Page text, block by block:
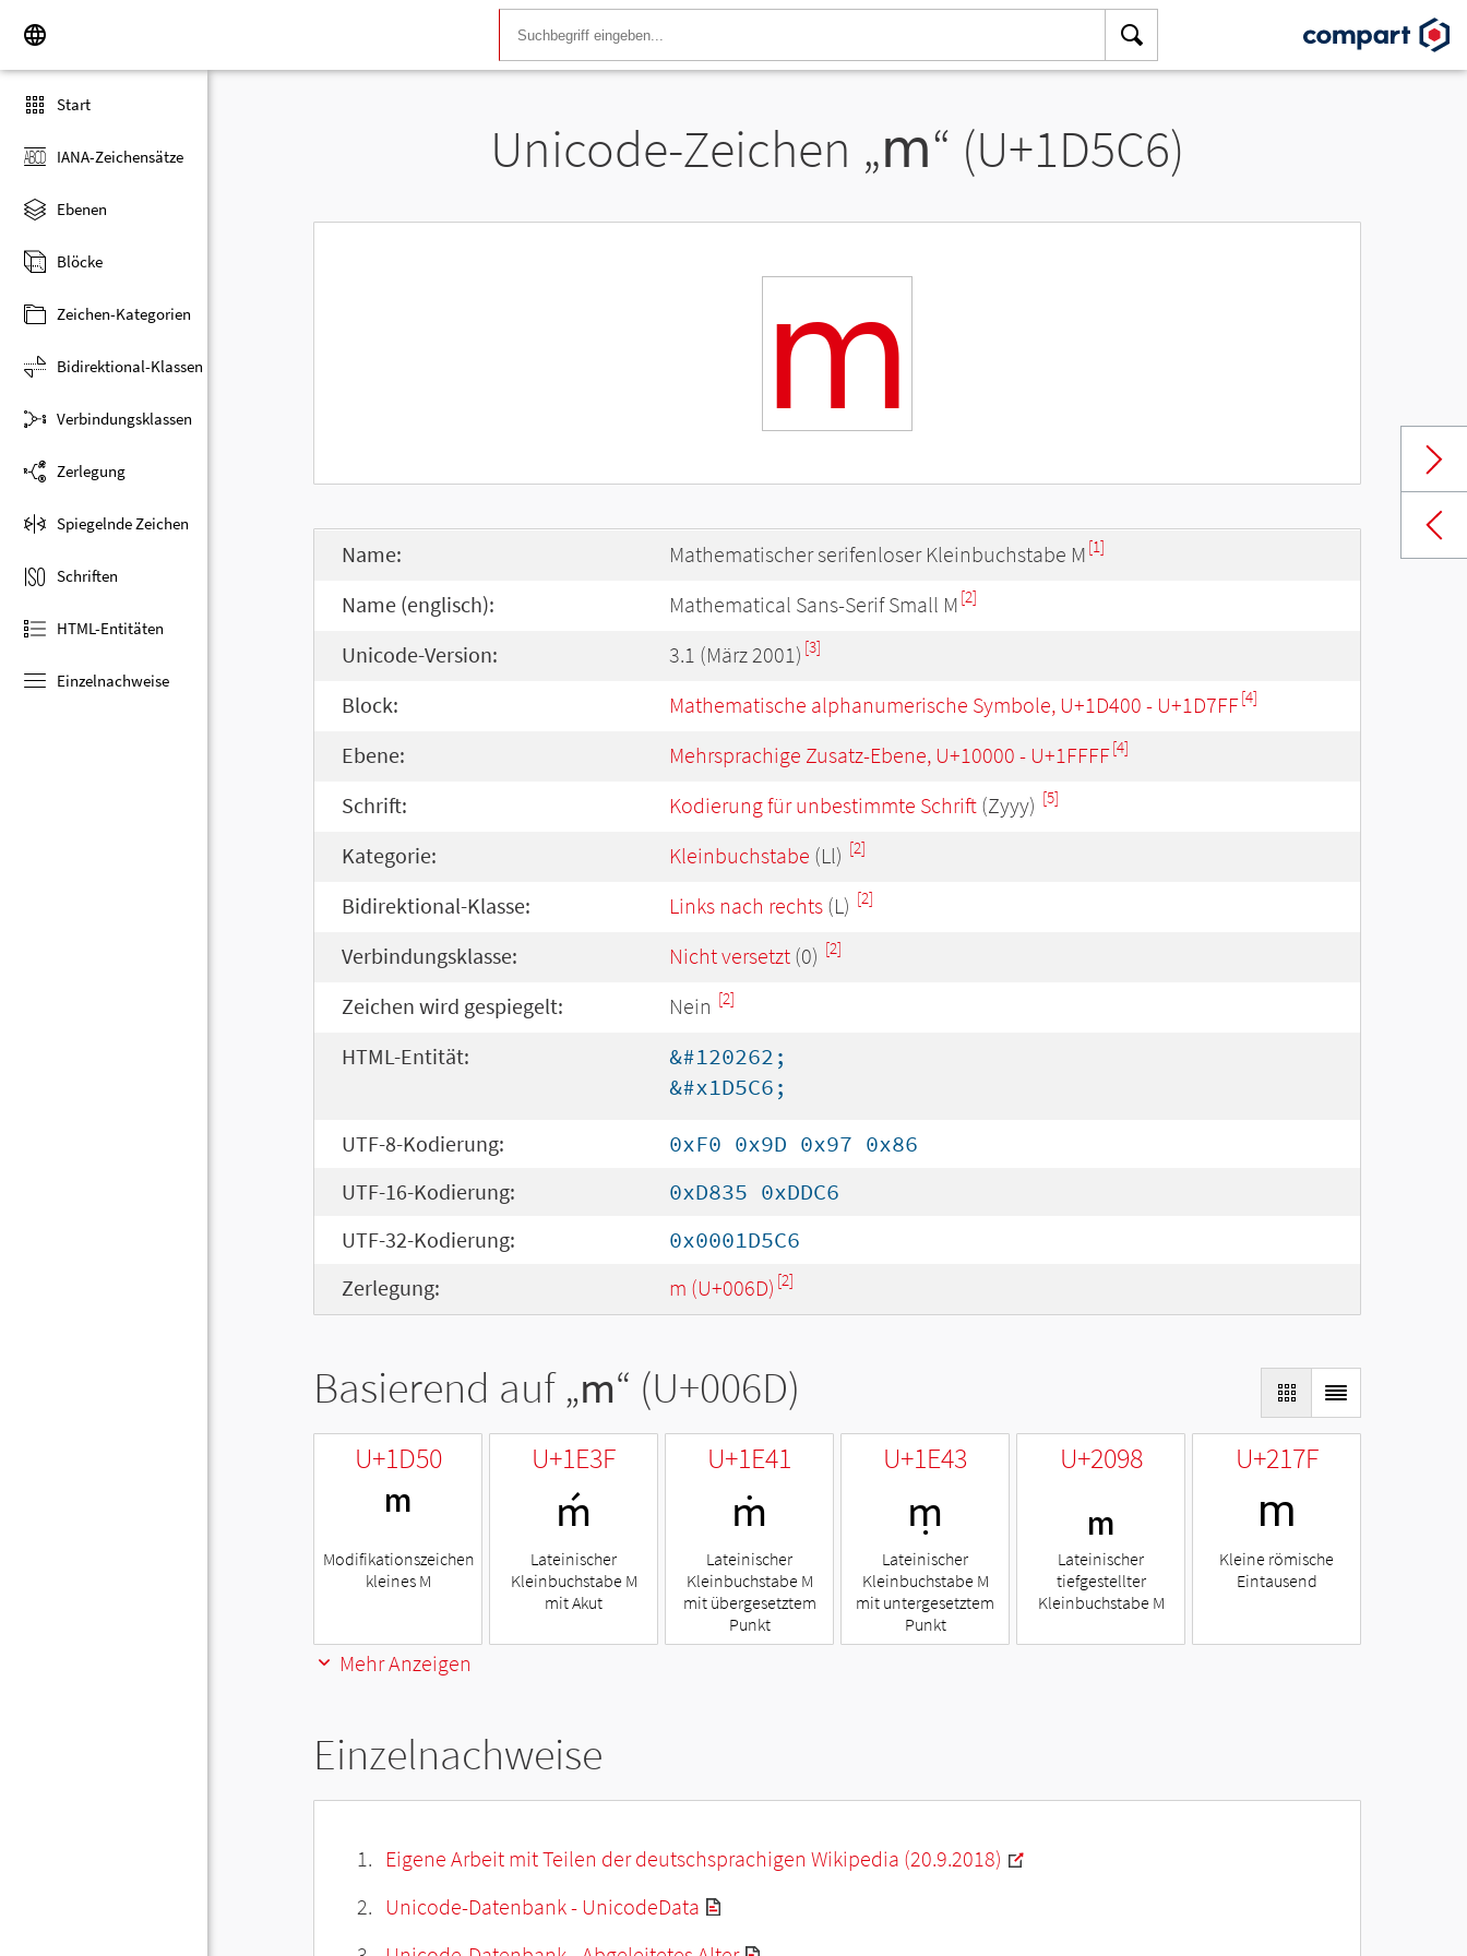
Start
IANA-Zeichensätze
Ebenen
Blöcke
Zeichen-Kategorien
Bidirektional-Klassen
Verbindungsklassen
Zerlegung
Spiegelnde Zeichen
Schriften
HTML-Entitäten
Einzelnachweise
Unicode-Zeichen „𝗆“ (U+1D5C6)
𝗆
Name: Mathematischer serifenloser Kleinbuchstabe M [1]
Name (englisch): Mathematical Sans-Serif Small M [2]
Unicode-Version: 3.1 (März 2001) [3]
Block: Mathematische alphanumerische Symbole, U+1D400 - U+1D7FF[4]
Ebene: Mehrsprachige Zusatz-Ebene, U+10000 - U+1FFFF[4]
Schrift: Kodierung für unbestimmte Schrift (Zyyy) [5]
Kategorie: Kleinbuchstabe (Ll) [2]
Bidirektional-Klasse: Links nach rechts (L) [2]
Verbindungsklasse: Nicht versetzt (0) [2]
Zeichen wird gespiegelt: Nein [2]
HTML-Entität:
&#120262;
&#x1D5C6;
UTF-8-Kodierung:
0xF0 0x9D 0x97 0x86
UTF-16-Kodierung:
0xD835 0xDDC6
UTF-32-Kodierung:
0x0001D5C6
Zerlegung:
m (U+006D) [2]
Basierend auf „m“ (U+006D)
U+1D50
ᵐ
Modifikationszeichen
kleines M
U+1E3F
ḿ
Lateinischer
Kleinbuchstabe M
mit Akut
U+1E41
ṁ
Lateinischer
Kleinbuchstabe M
mit übergesetztem
Punkt
U+1E43
ṃ
Lateinischer
Kleinbuchstabe M
mit untergesetztem
Punkt
U+2098
ₘ
Lateinischer
tiefgestellter
Kleinbuchstabe M
U+217F
ⅿ
Kleine römische
Eintausend
Mehr Anzeigen
Einzelnachweise
Eigene Arbeit mit Teilen der deutschsprachigen Wikipedia (20.9.2018)
Unicode-Datenbank - UnicodeData